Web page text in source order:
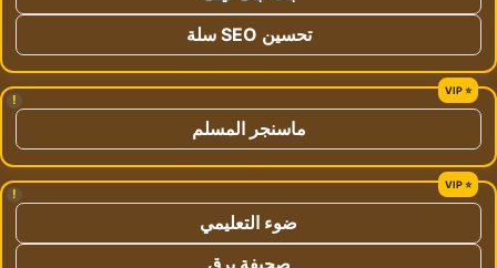
تحسين SEO سلة
!
ماسنجر المسلم
!
ضوء التعليمي
صحيفة برق